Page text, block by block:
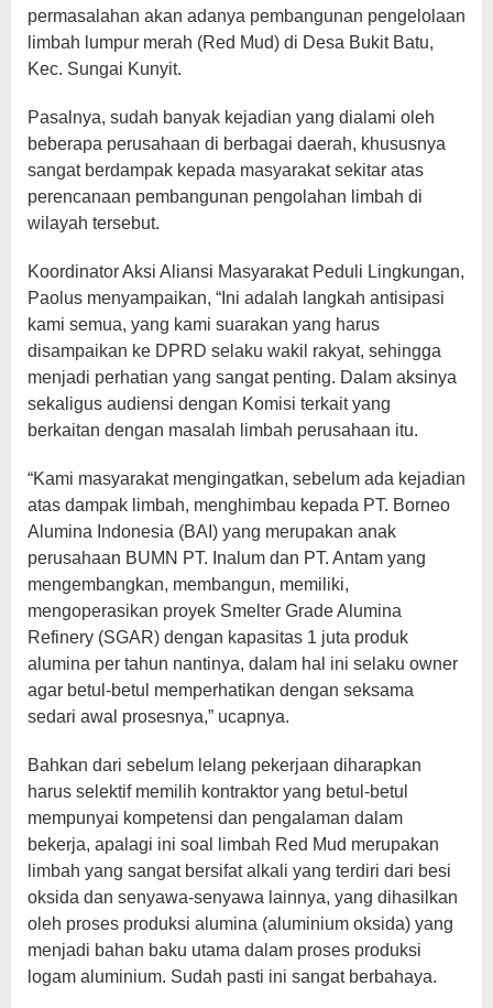
permasalahan akan adanya pembangunan pengelolaan
limbah lumpur merah (Red Mud) di Desa Bukit Batu,
Kec. Sungai Kunyit.
Pasalnya, sudah banyak kejadian yang dialami oleh
beberapa perusahaan di berbagai daerah, khususnya
sangat berdampak kepada masyarakat sekitar atas
perencanaan pembangunan pengolahan limbah di
wilayah tersebut.
Koordinator Aksi Aliansi Masyarakat Peduli Lingkungan,
Paolus menyampaikan, “Ini adalah langkah antisipasi
kami semua, yang kami suarakan yang harus
disampaikan ke DPRD selaku wakil rakyat, sehingga
menjadi perhatian yang sangat penting. Dalam aksinya
sekaligus audiensi dengan Komisi terkait yang
berkaitan dengan masalah limbah perusahaan itu.
“Kami masyarakat mengingatkan, sebelum ada kejadian
atas dampak limbah, menghimbau kepada PT. Borneo
Alumina Indonesia (BAI) yang merupakan anak
perusahaan BUMN PT. Inalum dan PT. Antam yang
mengembangkan, membangun, memiliki,
mengoperasikan proyek Smelter Grade Alumina
Refinery (SGAR) dengan kapasitas 1 juta produk
alumina per tahun nantinya, dalam hal ini selaku owner
agar betul-betul memperhatikan dengan seksama
sedari awal prosesnya,” ucapnya.
Bahkan dari sebelum lelang pekerjaan diharapkan
harus selektif memilih kontraktor yang betul-betul
mempunyai kompetensi dan pengalaman dalam
bekerja, apalagi ini soal limbah Red Mud merupakan
limbah yang sangat bersifat alkali yang terdiri dari besi
oksida dan senyawa-senyawa lainnya, yang dihasilkan
oleh proses produksi alumina (aluminium oksida) yang
menjadi bahan baku utama dalam proses produksi
logam aluminium. Sudah pasti ini sangat berbahaya.